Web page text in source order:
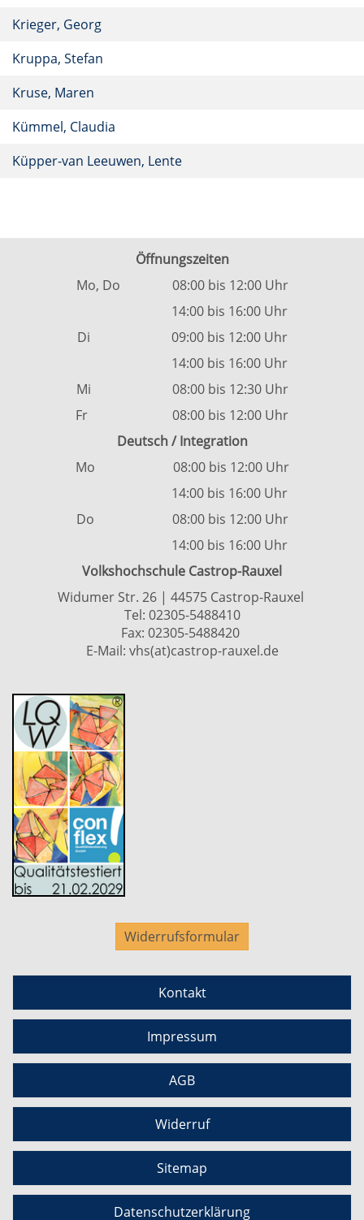
Krieger, Georg
Kruppa, Stefan
Kruse, Maren
Kümmel, Claudia
Küpper-van Leeuwen, Lente
Öffnungszeiten
Mo, Do 08:00 bis 12:00 Uhr
14:00 bis 16:00 Uhr
Di 09:00 bis 12:00 Uhr
14:00 bis 16:00 Uhr
Mi 08:00 bis 12:30 Uhr
Fr 08:00 bis 12:00 Uhr
Deutsch / Integration
Mo 08:00 bis 12:00 Uhr
14:00 bis 16:00 Uhr
Do 08:00 bis 12:00 Uhr
14:00 bis 16:00 Uhr
Volkshochschule Castrop-Rauxel
Widumer Str. 26 | 44575 Castrop-Rauxel
Tel: 02305-5488410
Fax: 02305-5488420
E-Mail: vhs(at)castrop-rauxel.de
Widerrufsformular
Kontakt
Impressum
AGB
Widerruf
Sitemap
Datenschutzerklärung